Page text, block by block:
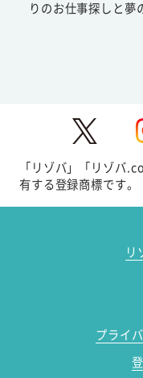
りのお仕事探しと夢
「リゾバ」「リゾバ
有する登録商標です。
リ
プライ